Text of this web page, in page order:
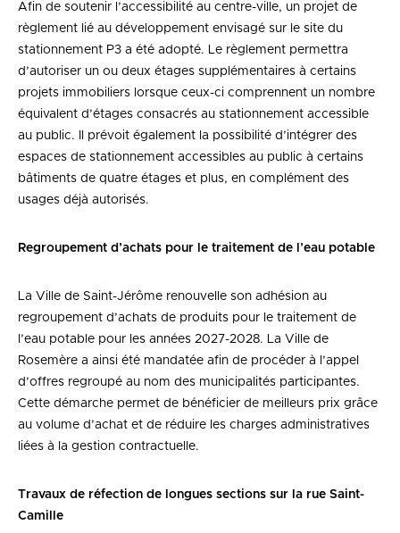
Afin de soutenir l’accessibilité au centre-ville, un projet de
règlement lié au développement envisagé sur le site du
stationnement P3 a été adopté. Le règlement permettra
d’autoriser un ou deux étages supplémentaires à certains
projets immobiliers lorsque ceux-ci comprennent un nombre
équivalent d’étages consacrés au stationnement accessible
au public. Il prévoit également la possibilité d’intégrer des
espaces de stationnement accessibles au public à certains
bâtiments de quatre étages et plus, en complément des
usages déjà autorisés.
Regroupement d’achats pour le traitement de l’eau potable
La Ville de Saint-Jérôme renouvelle son adhésion au
regroupement d’achats de produits pour le traitement de
l’eau potable pour les années 2027-2028. La Ville de
Rosemère a ainsi été mandatée afin de procéder à l’appel
d’offres regroupé au nom des municipalités participantes.
Cette démarche permet de bénéficier de meilleurs prix grâce
au volume d’achat et de réduire les charges administratives
liées à la gestion contractuelle.
Travaux de réfection de longues sections sur la rue Saint-
Camille